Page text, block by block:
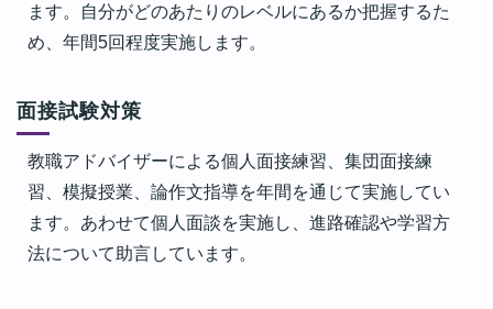
ます。自分がどのあたりのレベルにあるか把握するた
め、年間5回程度実施します。
面接試験対策
教職アドバイザーによる個人面接練習、集団面接練
習、模擬授業、論作文指導を年間を通じて実施してい
ます。あわせて個人面談を実施し、進路確認や学習方
法について助言しています。